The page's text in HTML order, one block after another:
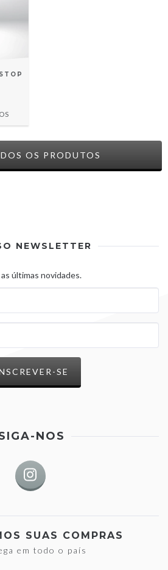
OS PRODUTOS
NEWSLETTER
últimas novidades.
NOS
SUAS COMPRAS
em todo o país